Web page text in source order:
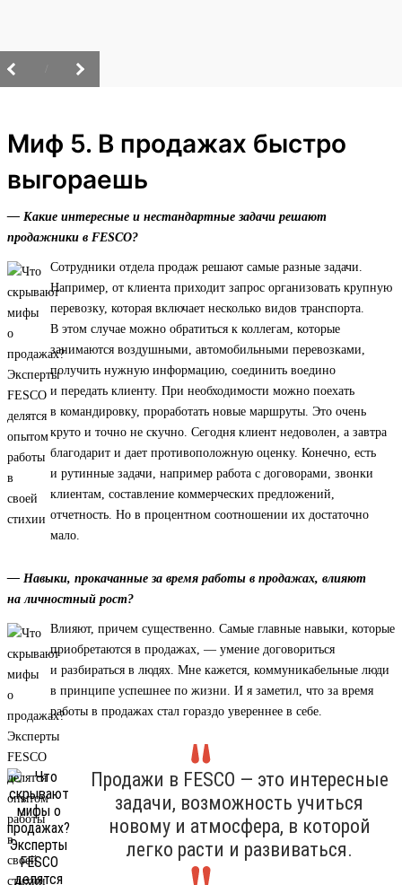
Миф 5. В продажах быстро
выгораешь
— Какие интересные и нестандартные задачи решают
продажники в FESCO?
Сотрудники отдела продаж решают самые разные задачи.
Например, от клиента приходит запрос организовать крупную
перевозку, которая включает несколько видов транспорта.
В этом случае можно обратиться к коллегам, которые
занимаются воздушными, автомобильными перевозками,
получить нужную информацию, соединить воедино
и передать клиенту. При необходимости можно поехать
в командировку, проработать новые маршруты. Это очень
круто и точно не скучно. Сегодня клиент недоволен, а завтра
благодарит и дает противоположную оценку. Конечно, есть
и рутинные задачи, например работа с договорами, звонки
клиентам, составление коммерческих предложений,
отчетность. Но в процентном соотношении их достаточно
мало.
— Навыки, прокачанные за время работы в продажах, влияют
на личностный рост?
Влияют, причем существенно. Самые главные навыки, которые
приобретаются в продажах, — умение договориться
и разбираться в людях. Мне кажется, коммуникабельные люди
в принципе успешнее по жизни. И я заметил, что за время
работы в продажах стал гораздо увереннее в себе.
Продажи в FESCO — это интересные
задачи, возможность учиться
новому и атмосфера, в которой
легко расти и развиваться.